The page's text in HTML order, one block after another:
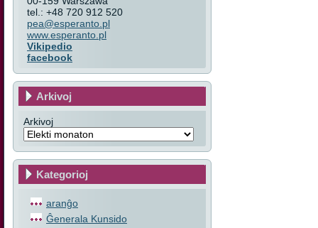
tel.: +48 720 912 520
pea@esperanto.pl
www.esperanto.pl
Vikipedio
facebook
Arkivoj
Arkivoj
Kategorioj
aranĝo
Ĝenerala Kunsido